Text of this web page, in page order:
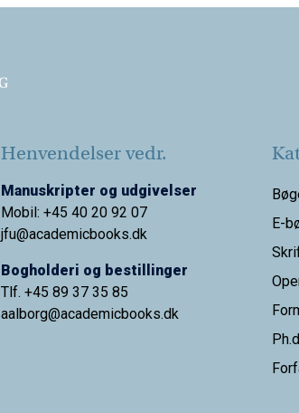
Henvendelser vedr.
Manuskripter og udgivelser
Mobil: +45 40 20 92 07
jfu@academicbooks.dk
Bogholderi og bestillinger
Tlf. +45 89 37 35 85
aalborg@academicbooks.dk
E-